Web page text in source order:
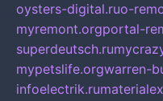
oysters-digital.ruo-
myremont.orgportal-
superdeutsch.ru
mypetslife.orgwarren-
infoelectrik.ru